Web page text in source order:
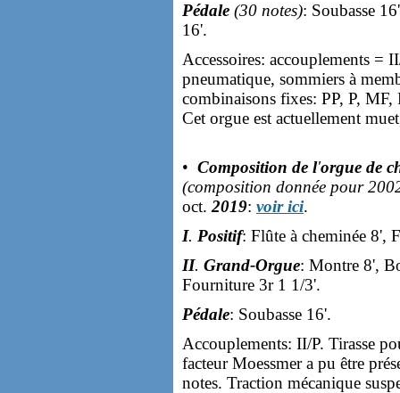
Pédale (30 notes): Soubasse
16'.
Accessoires: accouplements =
pneumatique, sommiers à
combinaisons fixes: PP, P,
Cet orgue est actuellement
• Composition de l'orgue de
(composition donnée pour
oct. 2019: voir ici.
I. Positif: Flûte à cheminée 8',
II. Grand-Orgue: Montre 8',
Fourniture 3r 1 1/3'.
Pédale: Soubasse 16'.
Accouplements: II/P. Tirasse
facteur Moessmer a pu être
notes. Traction mécanique